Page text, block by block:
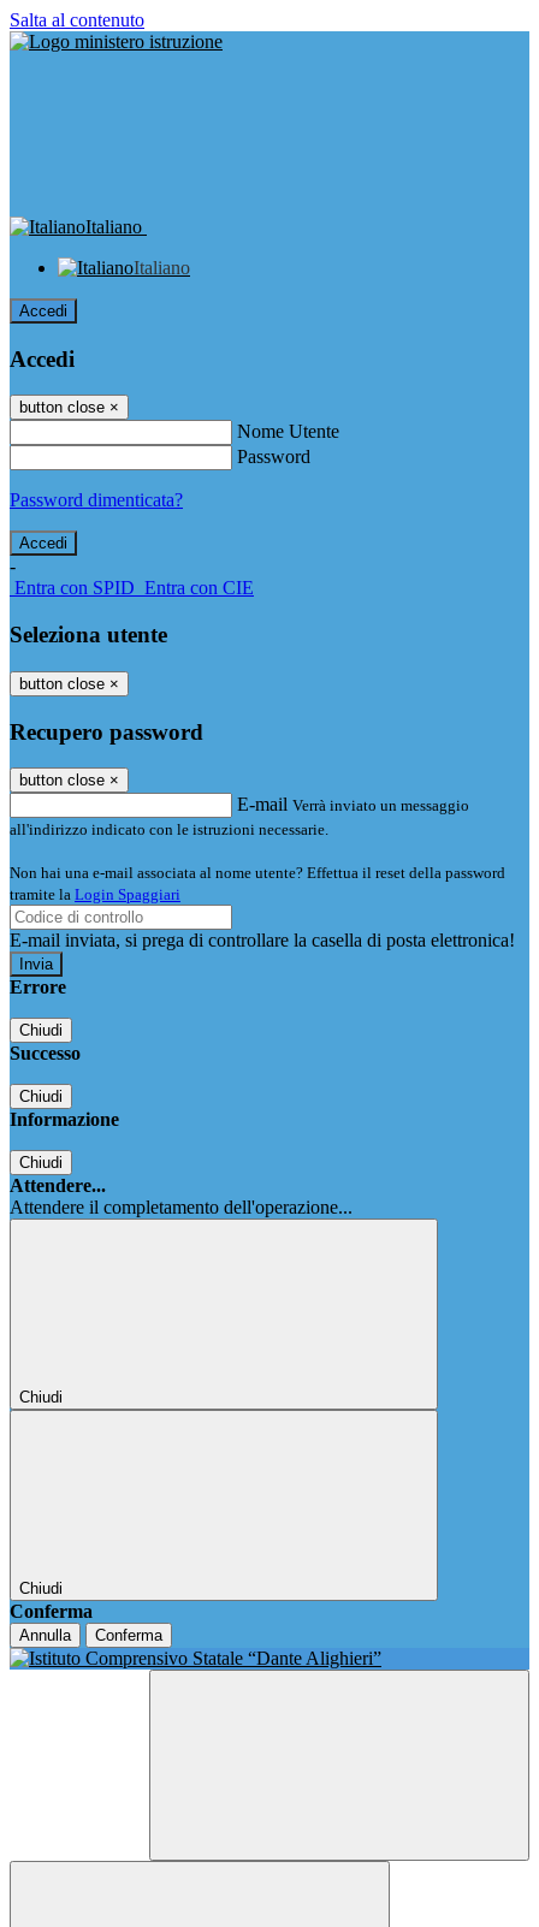
Salta al contenuto
Italiano
Italiano
Accedi
Accedi
button close ×
Nome Utente
Password
Password dimenticata?
-
Entra con SPID Entra con CIE
Seleziona utente
button close ×
Recupero password
button close ×
E-mail Verrà inviato un messaggio
all'indirizzo indicato con le istruzioni necessarie.
Non hai una e-mail associata al nome utente? Effettua il reset della password
tramite la Login Spaggiari
E-mail inviata, si prega di controllare la casella di posta elettronica!
Errore
Chiudi
Successo
Chiudi
Informazione
Chiudi
Attendere...
Attendere il completamento dell'operazione...
Chiudi
Chiudi
Conferma
Annulla Conferma